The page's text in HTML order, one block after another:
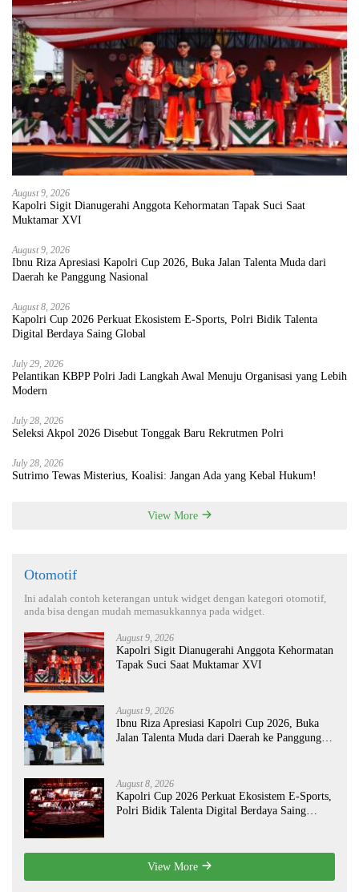
August 9, 2026
Kapolri Sigit Dianugerahi Anggota Kehormatan Tapak Suci Saat
Muktamar XVI
August 9, 2026
Ibnu Riza Apresiasi Kapolri Cup 2026, Buka Jalan Talenta Muda dari
Daerah ke Panggung Nasional
August 8, 2026
Kapolri Cup 2026 Perkuat Ekosistem E-Sports, Polri Bidik Talenta
Digital Berdaya Saing Global
July 29, 2026
Pelantikan KBPP Polri Jadi Langkah Awal Menuju Organisasi yang Lebih
Modern
July 28, 2026
Seleksi Akpol 2026 Disebut Tonggak Baru Rekrutmen Polri
July 28, 2026
Sutrimo Tewas Misterius, Koalisi: Jangan Ada yang Kebal Hukum!
View More
Otomotif
Ini adalah contoh keterangan untuk widget dengan kategori otomotif,
anda bisa dengan mudah memasukkannya pada widget.
August 9, 2026
Kapolri Sigit Dianugerahi Anggota Kehormatan
Tapak Suci Saat Muktamar XVI
August 9, 2026
Ibnu Riza Apresiasi Kapolri Cup 2026, Buka
Jalan Talenta Muda dari Daerah ke Panggung
August 8, 2026
Kapolri Cup 2026 Perkuat Ekosistem E-Sports,
Polri Bidik Talenta Digital Berdaya Saing
View More